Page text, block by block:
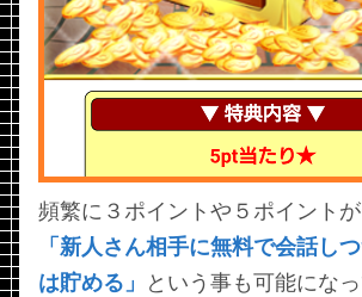
頻繁に３ポイントや５ポイント
「新人さん相手に無料で会話し
は貯める」
という事も可能になっ